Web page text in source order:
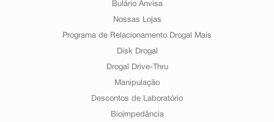
Bulário Anvisa
Nossas Lojas
Programa de Relacionamento Drogal Mais
Disk Drogal
Drogal Drive-Thru
Manipulação
Descontos de Laboratório
Bioimpedância